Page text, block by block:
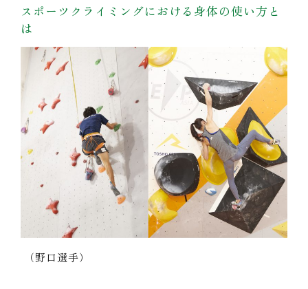
スポーツクライミングにおける身体の使い方と
は
（野口選手）